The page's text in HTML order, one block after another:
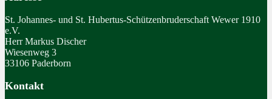
St. Johannes- und St. Hubertus-Schützenbruderschaft Wewer 1910
e.V.
Herr Markus Discher
Wiesenweg 3
33106 Paderborn
Kontakt